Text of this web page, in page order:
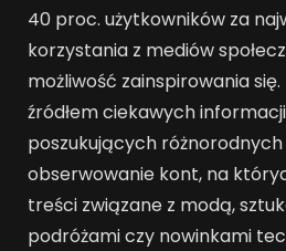
40 proc. użytkowników za
korzystania z mediów
możliwość zainspirowania się.
źródłem ciekawych
poszukujących
obserwowanie kont, na
treści związane z modą,
podróżami czy nowinkami